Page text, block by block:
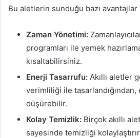
Bu aletlerin sunduğu bazı avantajlar
Zaman Yönetimi:
programları ile yemek
kısaltabilirsiniz.
Enerji Tasarrufu: Akıllı aletler
verimliliği ile tasarlandığından,
düşürebilir.
Kolay Temizlik: Birçok akıllı
sayesinde temizliği